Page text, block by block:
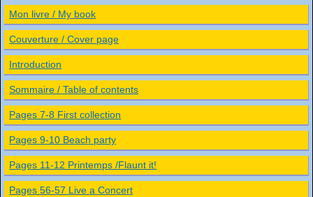
Mon livre / My book
Couverture / Cover page
Introduction
Sommaire / Table of contents
Pages 7-8 First collection
Pages 9-10 Beach party
Pages 11-12 Printemps /Flaunt it!
Pages 56-57 Live a Concert